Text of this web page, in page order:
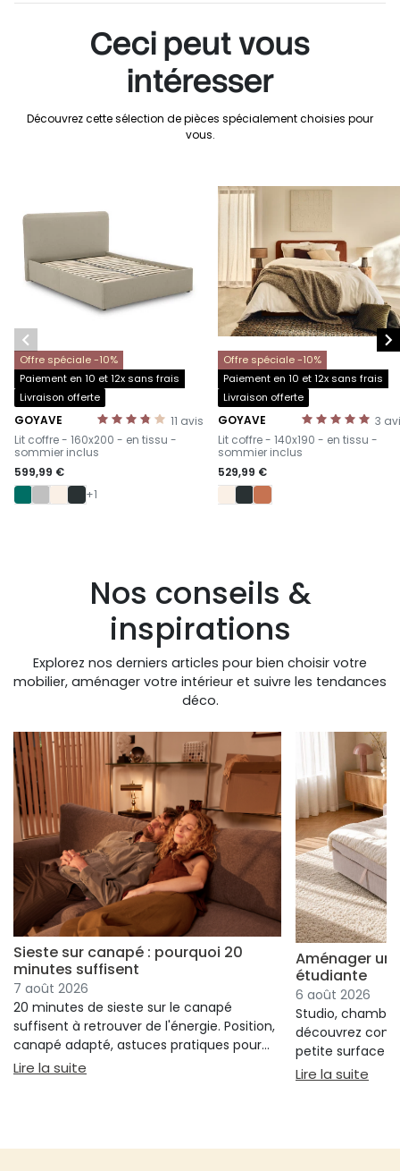
Ceci peut vous
intéresser
Découvrez cette sélection de pièces spécialement choisies pour
vous.
Offre spéciale -10%
Paiement en 10 et 12x sans frais
Livraison offerte
11 avis
GOYAVE
-
Lit coffre - 160x200 - en tissu -
sommier inclus
599,99 €
+1
Offre spéciale -10%
Paiement en 10 et 12x sans frais
Livraison offerte
3
GOYAVE
-
Lit coffre - 140x190 - en tissu -
sommier inclus
529,99 €
 
Nos conseils &
inspirations
Explorez nos derniers articles pour bien choisir votre
mobilier, aménager votre intérieur et suivre les tendances
déco.
Sieste sur canapé : pourquoi 20
minutes suffisent
7 août 2026
20 minutes de sieste sur le canapé
suffisent à retrouver de l'énergie. Position,
canapé adapté, astuces pratiques pour
bien s'installer.
Lire la suite : Sieste sur canapé : pourquoi 20 minutes
Aménager un
étudiante
6 août 2026
Studio,
découvrez
petite surface à
confort ni
Lire la suite